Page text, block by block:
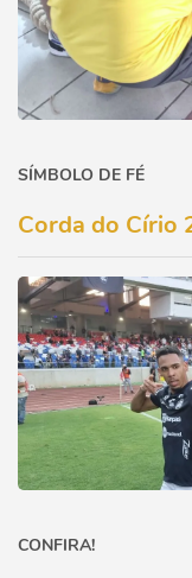
SÍMBOLO DE FÉ
Corda do Círio
CONFIRA!